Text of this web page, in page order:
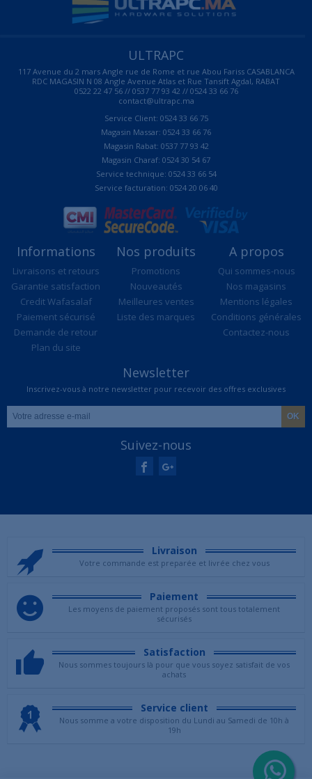
ULTRAPC
117 Avenue du 2 mars Angle rue de Rome et rue Abou Fariss CASABLANCA
RDC MAGASIN N 08 Angle Avenue Atlas et Rue Tansift Agdal, RABAT
0522 22 47 56 // 0537 77 93 42 // 0524 33 66 76
contact@ultrapc.ma
Service Client: 0524 33 66 75
Magasin Massar: 0524 33 66 76
Magasin Rabat: 0537 77 93 42
Magasin Charaf: 0524 30 54 67
Service technique: 0524 33 66 54
Service facturation: 0524 20 06 40
Informations
Livraisons et retours
Garantie satisfaction
Credit Wafasalaf
Paiement sécurisé
Demande de retour
Plan du site
Nos produits
Promotions
Nouveautés
Meilleures ventes
Liste des marques
A propos
Qui sommes-nous
Nos magasins
Mentions légales
Conditions générales
Contactez-nous
Newsletter
Inscrivez-vous à notre newsletter pour recevoir des offres exclusives
Suivez-nous
Livraison
Votre commande est preparée et livrée chez vous
Paiement
Les moyens de paiement proposés sont tous totalement
sécurisés
Satisfaction
Nous sommes toujours là pour que vous soyez satisfait de vos
achats
Service client
Nous somme a votre disposition du Lundi au Samedi de 10h à
19h